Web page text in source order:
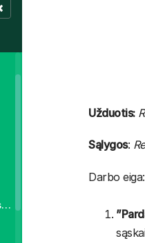
Valiutinių banko sąskaitų perskaičiavimas
Užduotis:
Sąlygos:
Darbo eiga: